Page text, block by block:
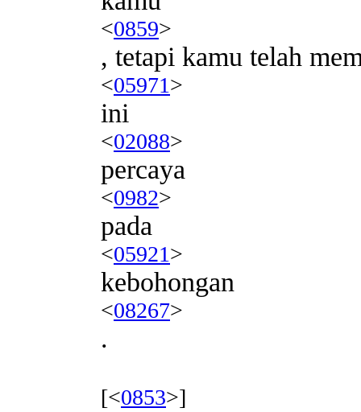
<0859>
, tetapi kamu telah
<05971>
ini
<02088>
percaya
<0982>
pada
<05921>
kebohongan
<08267>
.
[<0853>]